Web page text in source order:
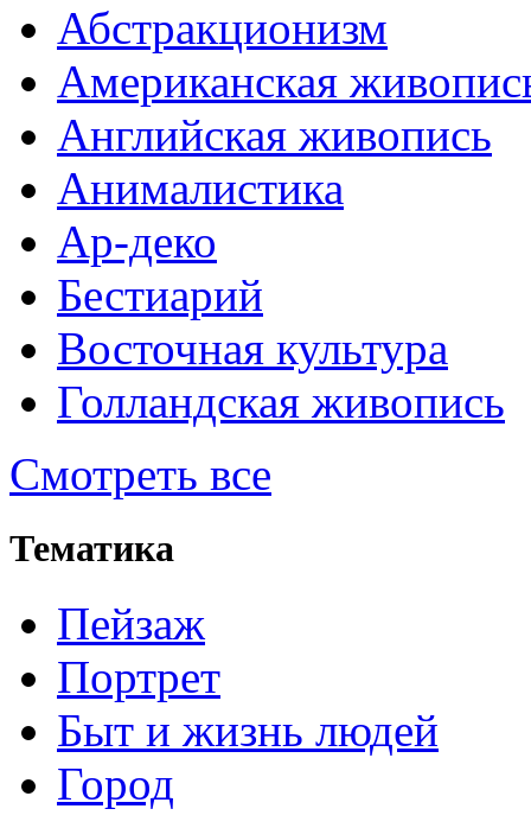
Абстракционизм
Американская
Английская живопись
Анималистика
Ар-деко
Бестиарий
Восточная культура
Голландская живопись
Смотреть все
Тематика
Пейзаж
Портрет
Быт и жизнь людей
Город